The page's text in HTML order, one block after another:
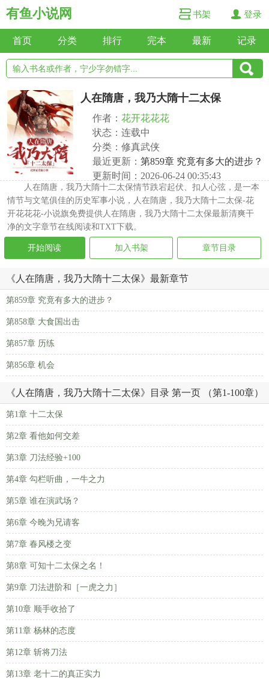
有鱼小说网 书架 登录
首页 分类 排行 完本 最新 记录
人在隋唐，我乃大隋十二太保
作者： 花开花花花
状态：连载中
分类：修真武侠
最近更新： 第859章 究竟有多大的进步？
更新时间：2026-06-24 00:35:43
人在隋唐，我乃大隋十二太保情节跌宕起伏、扣人心弦，是一本
情节与文笔俱佳的历史军事小说，人在隋唐，我乃大隋十二太保-花
开花花花-小说旗免费提供人在隋唐，我乃大隋十二太保最新清爽干
净的文字章节在线阅读和TXT下载。
开始阅读 加入书架 章节目录
《人在隋唐，我乃大隋十二太保》最新章节
第859章 究竟有多大的进步？
第858章 大食国出击
第857章 历练
第856章 机会
《人在隋唐，我乃大隋十二太保》目录 第一页 （第1-100章）
第1章 十二太保
第2章 看他如何交差
第3章 刀法经验+100
第4章 勾栏听曲，一牛之力
第5章 谁在演武场？
第6章 今晚为兄请客
第7章 春风楼之变
第8章 可知十二太保之名！
第9章 刀法进阶和［一虎之力］
第10章 顺手收拾了
第11章 杨林的态度
第12章 斩将刀法
第13章 老十二的真正实力